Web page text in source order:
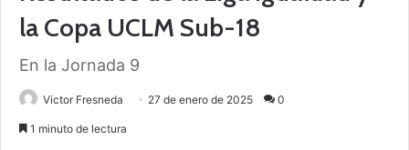
la Copa UCLM Sub-18
En la Jornada 9
Victor Fresneda 27 de enero de 2025 0
1 minuto de lectura